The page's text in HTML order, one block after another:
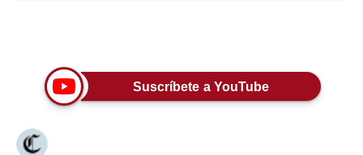
Blogs
Lujo
Suscríbete a YouTube